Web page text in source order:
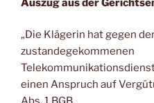
„Die Klägerin hat gegen
zustandegekommenen
einen Anspruch auf